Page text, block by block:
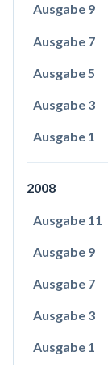
Ausgabe 9
Ausgabe 7
Ausgabe 5
Ausgabe 3
Ausgabe 1
2008
Ausgabe 11
Ausgabe 9
Ausgabe 7
Ausgabe 3
Ausgabe 1